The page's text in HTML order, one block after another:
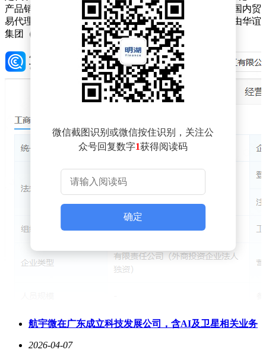
产品销售（不含许可类化工产品）；煤炭及制品销售；国内贸
易代理；货物进出口等。企查查股权穿透显示，该公司由华谊
集团（600623）全资持股。
微信截图识别或微信按住识别，关注公
众号回复数字1获得阅读码
确定
航宇微在广东成立科技发展公司，含AI及卫星相关业务
2026-04-07